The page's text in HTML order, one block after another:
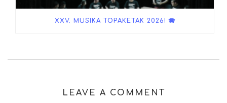
XXV. MUSIKA TOPAKETAK 2026! 🪗
LEAVE A COMMENT